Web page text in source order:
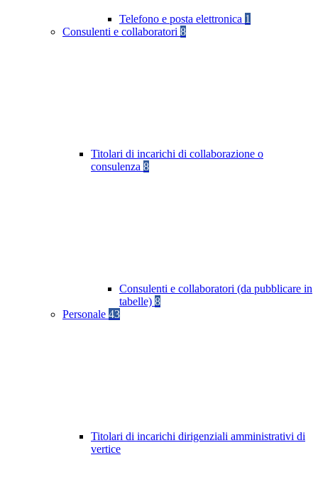
Telefono e posta elettronica 1
Consulenti e collaboratori 8
Titolari di incarichi di collaborazione o
consulenza 8
Consulenti e collaboratori (da pubblicare in
tabelle) 8
Personale 43
Titolari di incarichi dirigenziali amministrativi di
vertice